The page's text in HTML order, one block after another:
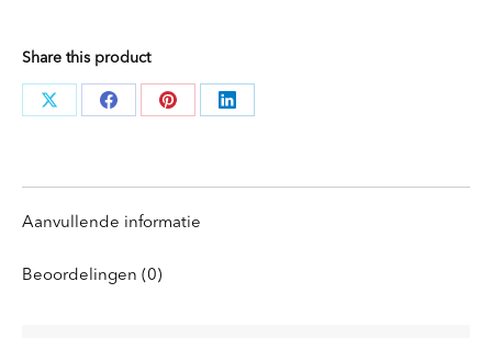
Share this product
Deel
Deel
Deel
Deel
Aanvullende informatie
Beoordelingen (0)